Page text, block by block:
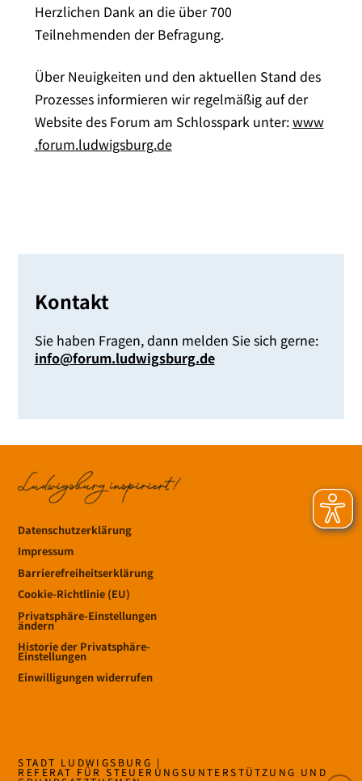
Herzlichen Dank an die über 700
Teilnehmenden der Befragung.
Über Neuigkeiten und den aktu­el­len Stand des
Prozesses infor­mie­ren wir regel­mä­ßig auf der
Website des Forum am Schlosspark unter:www​
.forum​.lud​wigs​burg​.de
Kontakt
Sie haben Fragen, dann mel­den Sie sich ger­ne:
info@​forum.​ludwigsburg.​de
Datenschutzerklärung
Impressum
Barrierefreiheitserklärung
Cookie-Richtlinie (EU)
Privatsphäre-Einstellungen
ändern
Historie der Privatsphäre-
Einstellungen
Einwilligungen widerrufen
STADT LUDWIGSBURG |
REFERAT FÜR STEUERUNGSUNTERSTÜTZUNG UND